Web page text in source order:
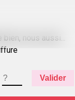
nous aussi...
Valider